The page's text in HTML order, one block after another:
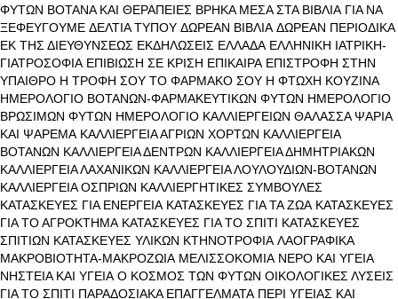
ΦΥΤΩΝ ΒΟΤΑΝΑ ΚΑΙ ΘΕΡΑΠΕΙΕΣ ΒΡΗΚΑ ΜΕΣΑ ΣΤΑ ΒΙΒΛΙΑ ΓΙΑ ΝΑ
ΞΕΦΕΥΓΟΥΜΕ ΔΕΛΤΙΑ ΤΥΠΟΥ ΔΩΡΕΑΝ ΒΙΒΛΙΑ ΔΩΡΕΑΝ ΠΕΡΙΟΔΙΚΑ
ΕΚ ΤΗΣ ΔΙΕΥΘΥΝΣΕΩΣ ΕΚΔΗΛΩΣΕΙΣ ΕΛΛΑΔΑ ΕΛΛΗΝΙΚΗ ΙΑΤΡΙΚΗ-
ΓΙΑΤΡΟΣΟΦΙΑ ΕΠΙΒΙΩΣΗ ΣΕ ΚΡΙΣΗ ΕΠΙΚΑΙΡΑ ΕΠΙΣΤΡΟΦΗ ΣΤΗΝ
ΥΠΑΙΘΡΟ Η ΤΡΟΦΗ ΣΟΥ ΤΟ ΦΑΡΜΑΚΟ ΣΟΥ Η ΦΤΩΧΗ ΚΟΥΖΙΝΑ
ΗΜΕΡΟΛΟΓΙΟ ΒΟΤΑΝΩΝ-ΦΑΡΜΑΚΕΥΤΙΚΩΝ ΦΥΤΩΝ ΗΜΕΡΟΛΟΓΙΟ
ΒΡΩΣΙΜΩΝ ΦΥΤΩΝ ΗΜΕΡΟΛΟΓΙΟ ΚΑΛΛΙΕΡΓΕΙΩΝ ΘΑΛΑΣΣΑ ΨΑΡΙΑ
ΚΑΙ ΨΑΡΕΜΑ ΚΑΛΛΙΕΡΓΕΙΑ ΑΓΡΙΩΝ ΧΟΡΤΩΝ ΚΑΛΛΙΕΡΓΕΙΑ
ΒΟΤΑΝΩΝ ΚΑΛΛΙΕΡΓΕΙΑ ΔΕΝΤΡΩΝ ΚΑΛΛΙΕΡΓΕΙΑ ΔΗΜΗΤΡΙΑΚΩΝ
ΚΑΛΛΙΕΡΓΕΙΑ ΛΑΧΑΝΙΚΩΝ ΚΑΛΛΙΕΡΓΕΙΑ ΛΟΥΛΟΥΔΙΩΝ-ΒΟΤΑΝΩΝ
ΚΑΛΛΙΕΡΓΕΙΑ ΟΣΠΡΙΩΝ ΚΑΛΛΙΕΡΓΗΤΙΚΕΣ ΣΥΜΒΟΥΛΕΣ
ΚΑΤΑΣΚΕΥΕΣ ΓΙΑ ΕΝΕΡΓΕΙΑ ΚΑΤΑΣΚΕΥΕΣ ΓΙΑ ΤΑ ΖΩΑ ΚΑΤΑΣΚΕΥΕΣ
ΓΙΑ ΤΟ ΑΓΡΟΚΤΗΜΑ ΚΑΤΑΣΚΕΥΕΣ ΓΙΑ ΤΟ ΣΠΙΤΙ ΚΑΤΑΣΚΕΥΕΣ
ΣΠΙΤΙΩΝ ΚΑΤΑΣΚΕΥΕΣ ΥΛΙΚΩΝ ΚΤΗΝΟΤΡΟΦΙΑ ΛΑΟΓΡΑΦΙΚΑ
ΜΑΚΡΟΒΙΟΤΗΤΑ-ΜΑΚΡΟΖΩΙΑ ΜΕΛΙΣΣΟΚΟΜΙΑ ΝΕΡΟ ΚΑΙ ΥΓΕΙΑ
ΝΗΣΤΕΙΑ ΚΑΙ ΥΓΕΙΑ Ο ΚΟΣΜΟΣ ΤΩΝ ΦΥΤΩΝ ΟΙΚΟΛΟΓΙΚΕΣ ΛΥΣΕΙΣ
ΓΙΑ ΤΟ ΣΠΙΤΙ ΠΑΡΑΔΟΣΙΑΚΑ ΕΠΑΓΓΕΛΜΑΤΑ ΠΕΡΙ ΥΓΕΙΑΣ ΚΑΙ